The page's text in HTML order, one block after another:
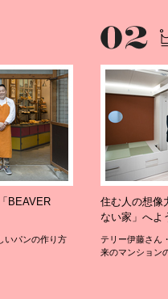
BEAVER
いパンの作り方
住む人の想像
ない家」へよ
テリー伊藤さん
来のマンション